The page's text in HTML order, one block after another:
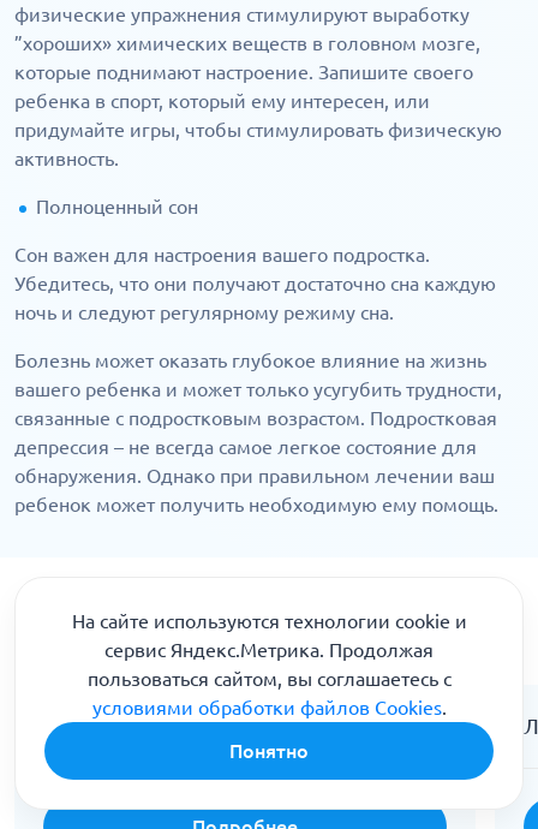
физические упражнения стимулируют выработку
”хороших» химических веществ в головном мозге,
которые поднимают настроение. Запишите своего
ребенка в спорт, который ему интересен, или
придумайте игры, чтобы стимулировать физическую
активность.
Полноценный сон
Сон важен для настроения вашего подростка.
Убедитесь, что они получают достаточно сна каждую
ночь и следуют регулярному режиму сна.
Болезнь может оказать глубокое влияние на жизнь
вашего ребенка и может только усугубить трудности,
связанные с подростковым возрастом. Подростковая
депрессия – не всегда самое легкое состояние для
обнаружения. Однако при правильном лечении ваш
ребенок может получить необходимую ему помощь.
Чем мы можем вам помочь
Консультация психиатра
На сайте используются технологии cookie и
сервис Яндекс.Метрика. Продолжая
пользоваться сайтом, вы соглашаетесь с
условиями обработки файлов Cookies.
Понятно